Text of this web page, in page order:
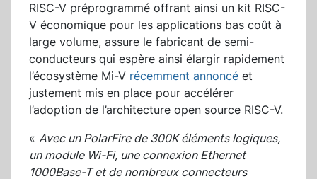
RISC-V préprogrammé offrant ainsi un kit RISC-
V économique pour les applications bas coût à
large volume, assure le fabricant de semi-
conducteurs qui espère ainsi élargir rapidement
l’écosystème Mi-V récemment annoncé et
justement mis en place pour accélérer
l’adoption de l’architecture open source RISC-V.
« Avec un PolarFire de 300K éléments logiques,
un module Wi-Fi, une connexion Ethernet
1000Base-T et de nombreux connecteurs